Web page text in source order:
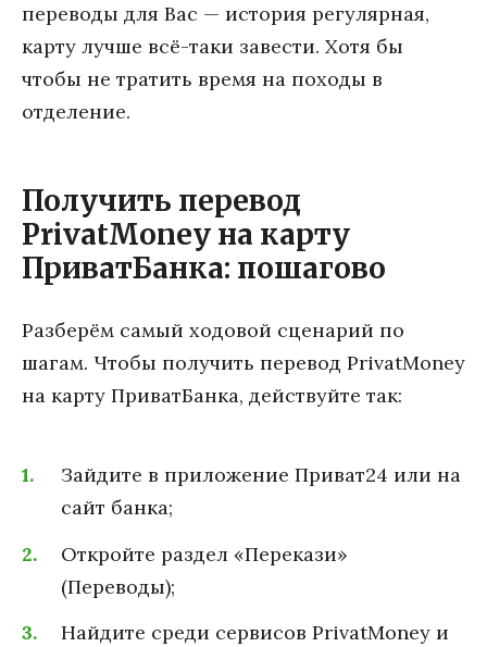
переводы для Вас — история регулярная,
карту лучше всё-таки завести. Хотя бы
чтобы не тратить время на походы в
отделение.
Получить перевод
PrivatMoney на карту
ПриватБанка: пошагово
Разберём самый ходовой сценарий по
шагам. Чтобы получить перевод PrivatMoney
на карту ПриватБанка, действуйте так:
Зайдите в приложение Приват24 или на
сайт банка;
Откройте раздел «Перекази»
(Переводы);
Найдите среди сервисов PrivatMoney и